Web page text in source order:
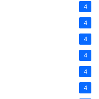
4
4
4
4
4
4